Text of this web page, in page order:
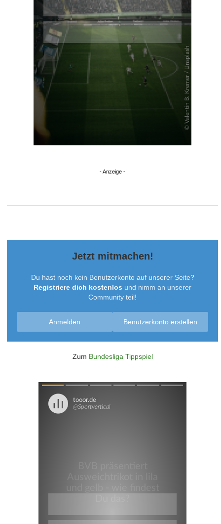
Überspringen
Jetzt mitmachen!
Du hast noch kein Benutzerkonto auf unserer Seite?
Registriere dich kostenlos und nimm an unserer
Community teil!
Benutzerkonto erstellen
Anmelden
Zum Bundesliga Tippspiel